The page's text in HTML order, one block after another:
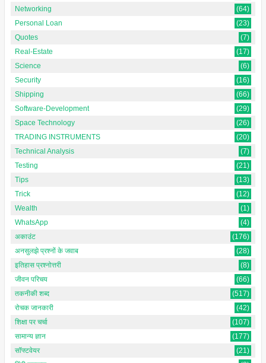
Networking
(64)
Personal Loan
(23)
Quotes
(7)
Real-Estate
(17)
Science
(6)
Security
(16)
Shipping
(66)
Software-Development
(29)
Space Technology
(26)
TRADING INSTRUMENTS
(20)
Technical Analysis
(7)
Testing
(21)
Tips
(13)
Trick
(12)
Wealth
(1)
WhatsApp
(4)
अकाउंट
(176)
अनसुलझे प्रश्नों के जवाब
(28)
इतिहास प्रश्नोत्तरी
(8)
जीवन परिचय
(66)
तकनीकी शब्द
(517)
रोचक जानकारी
(42)
शिक्षा पर चर्चा
(107)
सामान्य ज्ञान
(177)
सॉफ्टवेयर
(21)